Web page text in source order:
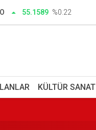
55.1589 %0.22
KÜLTÜR SANAT